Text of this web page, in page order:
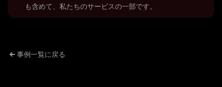
も含めて、私たちのサービスの一部です。
事例一覧に戻る